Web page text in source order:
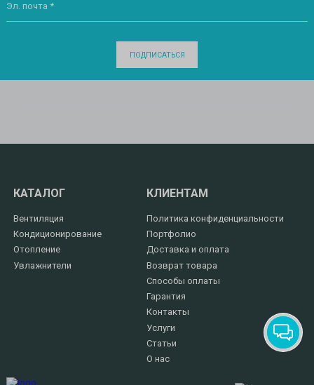
Эл. почта *
ПОДПИСАТЬСЯ
КАТАЛОГ
Вентиляция
Кондиционирование
Отопление
Увлажнители
КЛИЕНТАМ
Политика конфиденциальности
Портфолио
Доставка и оплата
Возврат товара
Способы оплаты
Гарантия
Контакты
Услуги
Статьи
О нас